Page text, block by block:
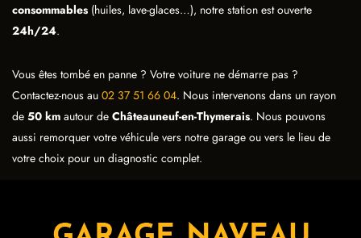
consommables (huiles, lave-glaces…), notre station est ouverte
24h/24.
Vous êtes tombé en panne ? Votre voiture ne démarre pas ?
Contactez-nous au 02 37 51 66 04. Nous intervenons dans un rayon
de 50 km autour de Châteauneuf-en-Thymerais. Nous pouvons
aussi remorquer votre véhicule vers notre garage ou vers le lieu de
votre choix pour un diagnostic complet.